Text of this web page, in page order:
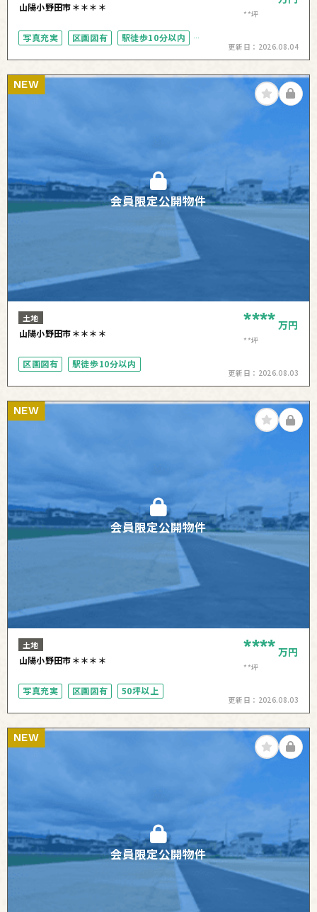
山陽小野田市＊＊＊＊
**坪
写真充実 区画図有
駅徒歩10分以内
更新日： 2026.08.04
会員限定公開物件
NEW
土地
山陽小野田市＊＊＊＊ **** 万円
**坪
区画図有 駅徒歩10分以内
更新日： 2026.08.03
会員限定公開物件
NEW
土地
山陽小野田市＊＊＊＊ **** 万円
**坪
写真充実 区画図有 50坪以上
更新日： 2026.08.03
会員限定公開物件
NEW